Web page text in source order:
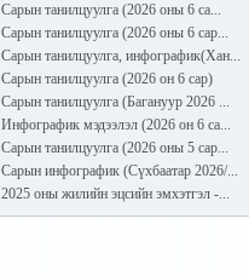
Сарын танилцуулга (2026 оны 6 са...
Сарын танилцуулга (2026 оны 6 сар...
Сарын танилцуулга, инфографик(Хан...
Сарын танилцуулга (2026 он 6 сар)
Сарын танилцуулга (Багануур 2026 ...
Инфографик мэдээлэл (2026 он 6 са...
Сарын танилцуулга (2026 оны 5 сар...
Сарын инфографик (Сүхбаатар 2026/...
2025 оны жилийн эцсийн эмхэтгэл -...